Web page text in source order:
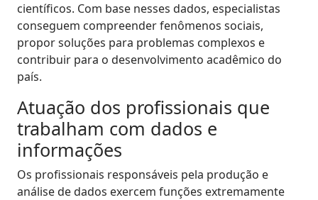
científicos. Com base nesses dados, especialistas
conseguem compreender fenômenos sociais,
propor soluções para problemas complexos e
contribuir para o desenvolvimento acadêmico do
país.
Atuação dos profissionais que
trabalham com dados e
informações
Os profissionais responsáveis pela produção e
análise de dados exercem funções extremamente